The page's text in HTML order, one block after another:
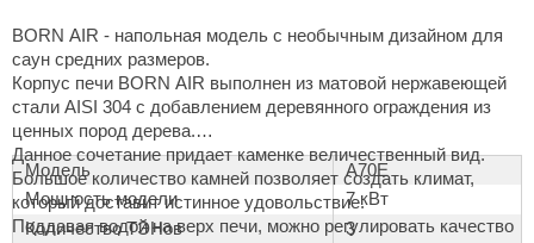
Woods
Light
BORN AIR - напольная модель c необычным дизайном для
саун средних размеров.
Корпус печи BORN AIR выполнен из матовой нержавеющей
стали AISI 304 с добавлением деревянного ограждения из
ценных пород дерева.
Данное сочетание придает каменке величественный вид.
Большое количество камней позволяет создать климат,
который доставит истинное удовольствие.
Поддавая водой на верх печи, можно регулировать качество
Модель
A70E
Мощность модели
7 кВт
Количество ТЭНов
3